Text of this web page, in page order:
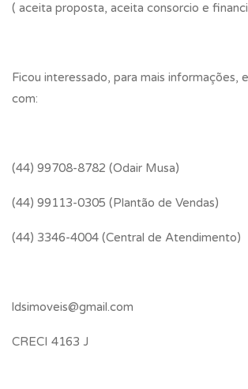
( aceita proposta, aceita consorcio e
Ficou interessado, para mais informações,
com:
(44) 99708-8782 (Odair Musa)
(44) 99113-0305 (Plantão de Vendas)
(44) 3346-4004 (Central de Atendimento)
ldsimoveis@gmail.com
CRECI 4163 J